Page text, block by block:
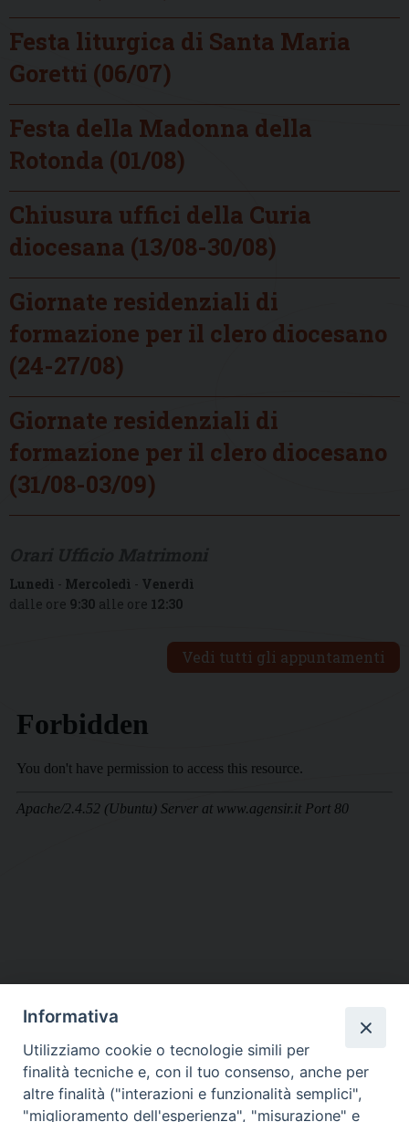
Festa liturgica di Santa Maria
Goretti (06/07)
Festa della Madonna della
Rotonda (01/08)
Chiusura uffici della Curia
diocesana (13/08-30/08)
Giornate residenziali di
formazione per il clero diocesano
(24-27/08)
Giornate residenziali di
formazione per il clero diocesano
(31/08-03/09)
Lunedì - Mercoledì - Venerdì
dalle ore 9:30 alle ore 12:30
Vedi tutti gli appuntamenti
DIOCESI SUBURBICARIA DI ALBANO
Contatti:Tel.: 06.93268401 - Fax.: 06.9323844
E-mail:curia@diocesidialbano.it
Informativa
Utilizziamo cookie o tecnologie simili per
finalità tecniche e, con il tuo consenso, anche per
altre finalità ("interazioni e funzionalità semplici",
"miglioramento dell'esperienza", "misurazione" e